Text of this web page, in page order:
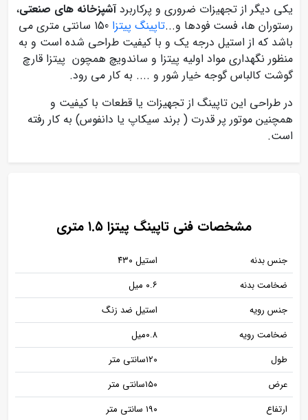
یکی دیگر از تجهیزات ضروری و پرکاربردآشپزخانه های صنعتی،
رستوران ها، فست فودها و...تاپینگ پیتزا
150 سانتی متری می
باشد که از استیل درجه یک و با کیفیت طراحی شده است و به
منظور نگهداری مواد اولیه پیتزا و ساندویچ همچون پیتزا قارچ
گوشت کالباس گوجه خیار شور و .... به کار می رود.
در طراحی این تاپینگ از تجهیزات یا قطعات با کیفیت و
همچنین موتور پر قدرت ( برند سیکاپ یا دانفوس) به کار رفته
است.
مشخصات فنی تاپینگ پیتزا ۱.۵ متری
جنس بدنه
استیل ۴۳۰
ضخامت بدنه
۰.۶ میل
جنس رویه
استیل ضد زنگ
ضخامت رویه
۰.۸میل
طول
۱۲۰سانتی متر
عرض
۱۵۰سانتی متر
ارتفاع
۱۹۰ سانتی متر